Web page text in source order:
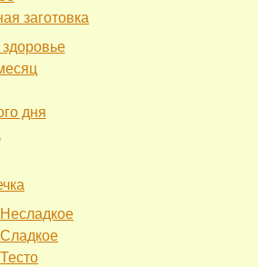
заготовка
дня
Несладкое
Сладкое
Тесто